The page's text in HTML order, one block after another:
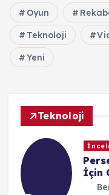
Oyun
Teknoloji
Yeni
Teknoloji
İçin